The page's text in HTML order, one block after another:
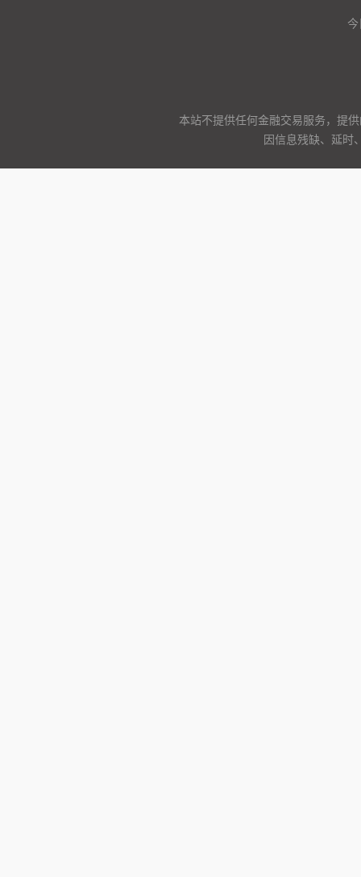
本站不提供任何金融交易服务，提
因信息残缺、延时